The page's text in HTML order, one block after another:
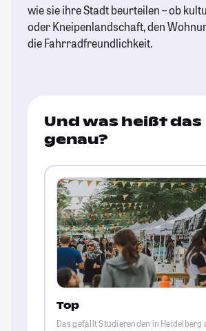
wie sie ihre Stadt beurteilen – ob
oder Kneipenlandschaft, den
die Fahrradfreundlichkeit.
Und was heißt das
genau?
Top
Das gefällt Studierenden in Heidelberg